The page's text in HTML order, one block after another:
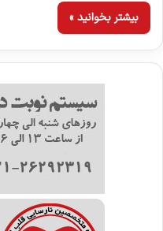
بیشتر بخوانید »